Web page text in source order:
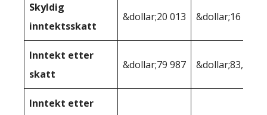
Skyldig
inntektsskatt
&dollar;20 013 &dollar;16 163
Inntekt etter
skatt
&dollar;79 987 &dollar;83,837
Inntekt etter